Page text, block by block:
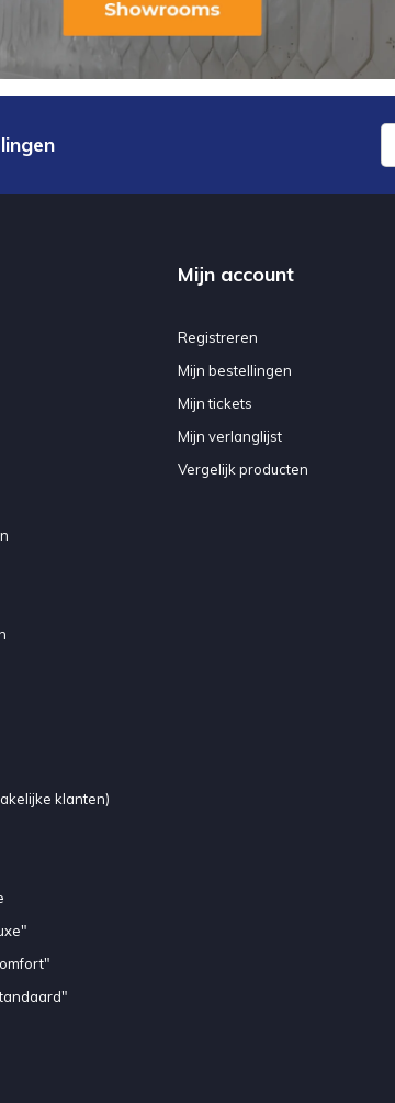
klanten)
Mijn account
Registreren
Mijn bestellingen
Mijn tickets
Mijn verlanglijst
Vergelijk producten